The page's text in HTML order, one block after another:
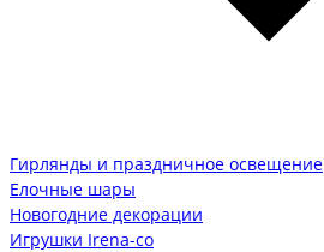
Гирлянды и праздничное освещение
Елочные шары
Новогодние декорации
Игрушки Irena-co